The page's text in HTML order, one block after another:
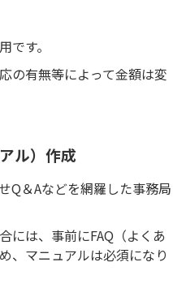
です。
の有無等によって金額は変
ル）作成
Q＆Aなどを網羅した事務局
には、事前にFAQ（よくあ
、マニュアルは必須になり